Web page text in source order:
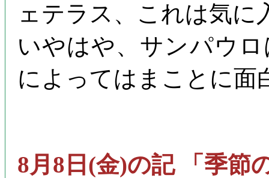
ェテラス、これは気に
いやはや、サンパウ
によってはまことに面
8月8日(金)の記 「季節